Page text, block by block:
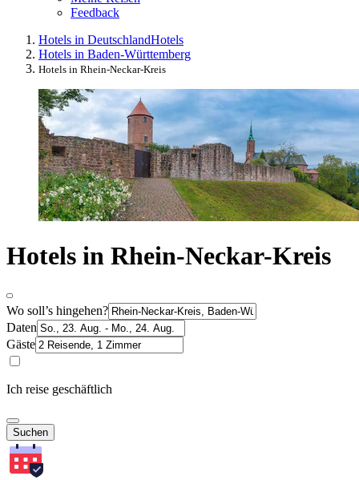
Feedback
Hotels in DeutschlandHotels
Hotels in Baden-Württemberg
Hotels in Rhein-Neckar-Kreis
Hotels in Rhein-Neckar-Kreis
Wo soll’s hingehen?
Daten
Gäste
Ich reise geschäftlich
Suchen